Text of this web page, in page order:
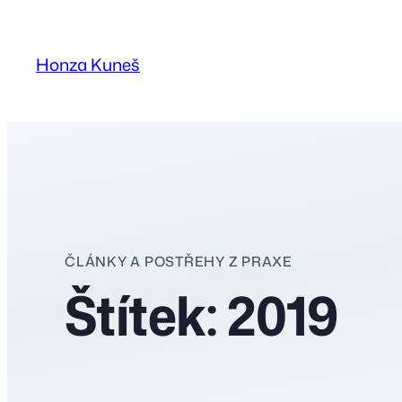
obsahHonza Kuneš
ČLÁNKY A POSTŘEHY Z PRAXE
Štítek:2019